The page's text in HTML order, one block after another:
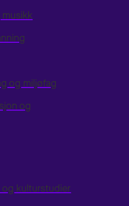
og miljøfag
og
kulturstudier